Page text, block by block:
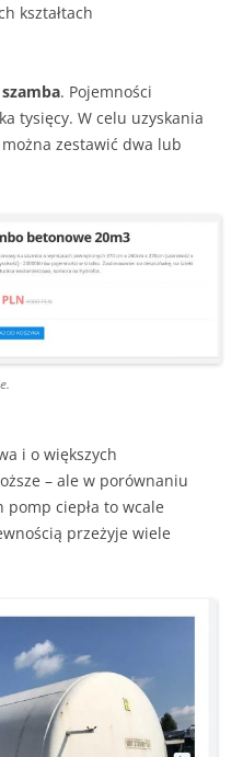
kształtach
. Pojemności
tysięcy. W celu uzyskania
zestawić dwa lub
i o większych
– ale w porównaniu
ciepła to wcale
przeżyje wiele